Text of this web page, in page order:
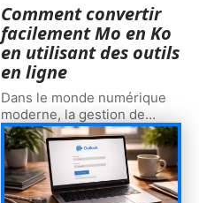
Comment convertir
facilement Mo en Ko
en utilisant des outils
en ligne
Dans le monde numérique
moderne, la gestion de…